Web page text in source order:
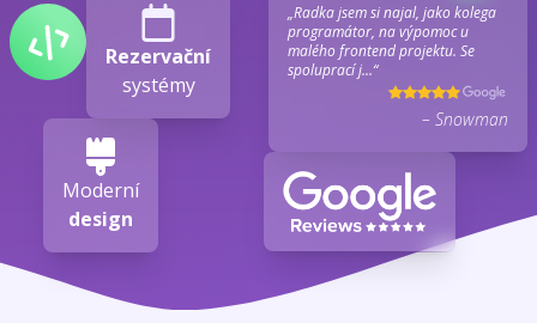
Rezervační
systémy
Moderní
design
„Radka jsem si najal, jako kolega
programátor, na výpomoc u
malého frontend projektu. Se
spoluprací j...“
– Snowman